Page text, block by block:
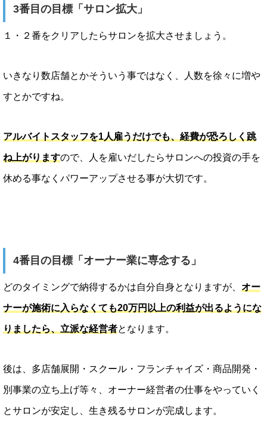
3番目の目標「サロン拡大」
１・２番をクリアしたらサロンを拡大させましょう。
いきなり数店舗とかそういう事ではなく、人数を徐々に増や
すとかですね。
アルバイトスタッフを1人雇うだけでも、経費が恐ろしく跳
ね上がりますので、人を雇いだしたらサロンへの投資の手を
休める事なくパワーアップさせる事が大切です。
4番目の目標「オーナー業に専念する」
どのタイミングで納得するかは自分自身となりますが、 オー
ナーが施術に入らなくても20万円以上の利益が出るようにな
りましたら、立派な経営者となります。
後は、多店舗展開・スクール・フランチャイズ・商品開発・
別事業の立ち上げ等々、オーナー経営者の仕事をやっていく
とサロンが安定し、生き残るサロンが完成します。